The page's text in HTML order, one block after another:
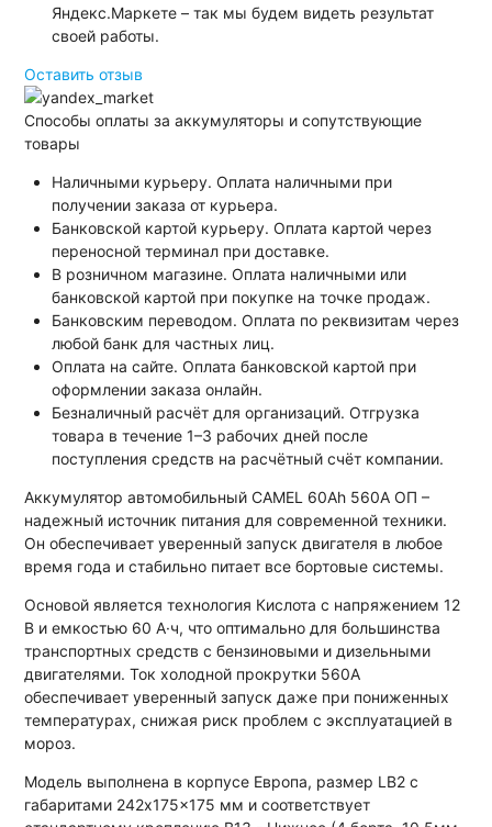
Яндекс.Маркете – так мы будем видеть результат
своей работы.
Оставить отзыв
Способы оплаты за аккумуляторы и сопутствующие
товары
Наличными курьеру. Оплата наличными при
получении заказа от курьера.
Банковской картой курьеру. Оплата картой через
переносной терминал при доставке.
В розничном магазине. Оплата наличными или
банковской картой при покупке на точке продаж.
Банковским переводом. Оплата по реквизитам через
любой банк для частных лиц.
Оплата на сайте. Оплата банковской картой при
оформлении заказа онлайн.
Безналичный расчёт для организаций. Отгрузка
товара в течение 1–3 рабочих дней после
поступления средств на расчётный счёт компании.
Аккумулятор автомобильный CAMEL 60Ah 560A ОП –
надежный источник питания для современной техники.
Он обеспечивает уверенный запуск двигателя в любое
время года и стабильно питает все бортовые системы.
Основой является технология Кислота с напряжением 12
В и емкостью 60 А·ч, что оптимально для большинства
транспортных средств с бензиновыми и дизельными
двигателями. Ток холодной прокрутки 560A
обеспечивает уверенный запуск даже при пониженных
температурах, снижая риск проблем с эксплуатацией в
мороз.
Модель выполнена в корпусе Европа, размер LB2 с
габаритами 242x175x175 мм и соответствует